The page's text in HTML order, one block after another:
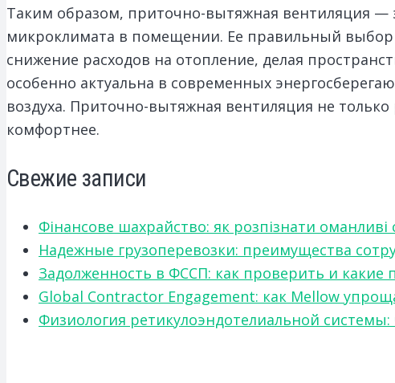
Таким образом, приточно-вытяжная вентиляция —
микроклимата в помещении. Ее правильный выбор
снижение расходов на отопление, делая
особенно актуальна в современных
воздуха. Приточно-вытяжная вентиляция не
комфортнее.
Свежие записи
Фінансове шахрайство: як розпізнати оманливі
Надежные грузоперевозки: преимущества
Задолженность в ФССП: как проверить и какие
Global Contractor Engagement: как Mellow
Физиология ретикулоэндотелиальной